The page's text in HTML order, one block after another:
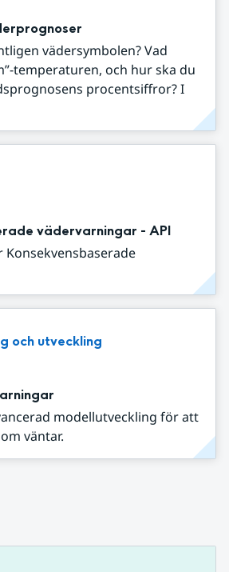
vädersymbolen? Vad
temperaturen, och hur ska du
procentsiffror? I
vädervarningar - API
Konsekvensbaserade
och utveckling
modellutveckling för att
väntar.